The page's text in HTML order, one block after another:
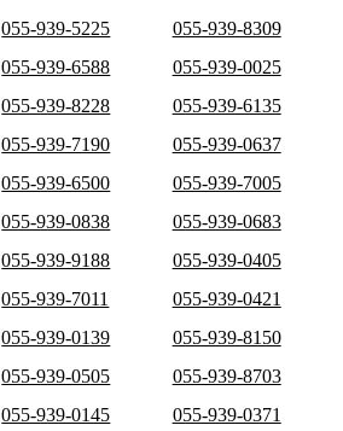
055-939-5225
055-939-8309
055-939-6588
055-939-0025
055-939-8228
055-939-6135
055-939-7190
055-939-0637
055-939-6500
055-939-7005
055-939-0838
055-939-0683
055-939-9188
055-939-0405
055-939-7011
055-939-0421
055-939-0139
055-939-8150
055-939-0505
055-939-8703
055-939-0145
055-939-0371